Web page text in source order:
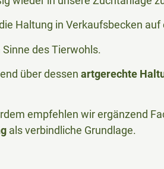
Haltung in Verkaufsbecken
des Tierwohls.
über dessen artgerechte
empfehlen wir ergänzend
als verbindliche Grundlage.